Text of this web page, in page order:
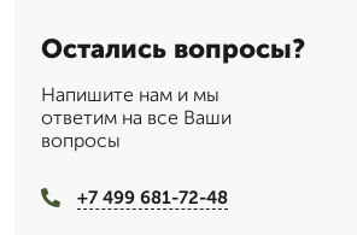
Остались вопросы?
Напишите нам и мы
ответим на все Ваши
вопросы
+7 499 681-72-48